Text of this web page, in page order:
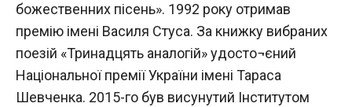
божественних пісень». 1992 року отримав
премію імені Василя Стуса. За книжку вибраних
поезій «Тринадцять аналогій» удосто¬єний
Національної премії України імені Тараса
Шевченка. 2015-го був висунутий Інститутом